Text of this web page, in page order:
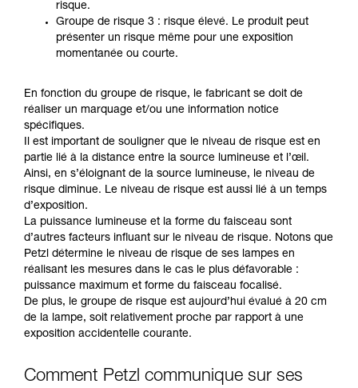
risque.
Groupe de risque 3 : risque élevé. Le produit peut
présenter un risque même pour une exposition
momentanée ou courte.
En fonction du groupe de risque, le fabricant se doit de
réaliser un marquage et/ou une information notice
spécifiques.
Il est important de souligner que le niveau de risque est en
partie lié à la distance entre la source lumineuse et l’œil.
Ainsi, en s’éloignant de la source lumineuse, le niveau de
risque diminue. Le niveau de risque est aussi lié à un temps
d’exposition.
La puissance lumineuse et la forme du faisceau sont
d’autres facteurs influant sur le niveau de risque. Notons que
Petzl détermine le niveau de risque de ses lampes en
réalisant les mesures dans le cas le plus défavorable :
puissance maximum et forme du faisceau focalisé.
De plus, le groupe de risque est aujourd’hui évalué à 20 cm
de la lampe, soit relativement proche par rapport à une
exposition accidentelle courante.
Comment Petzl communique sur ses